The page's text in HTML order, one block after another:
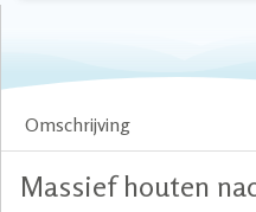
Omschrijving
Massief houten